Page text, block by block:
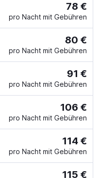
78 €
pro Nacht mit Gebühren
80 €
pro Nacht mit Gebühren
91 €
pro Nacht mit Gebühren
106 €
pro Nacht mit Gebühren
114 €
pro Nacht mit Gebühren
115 €